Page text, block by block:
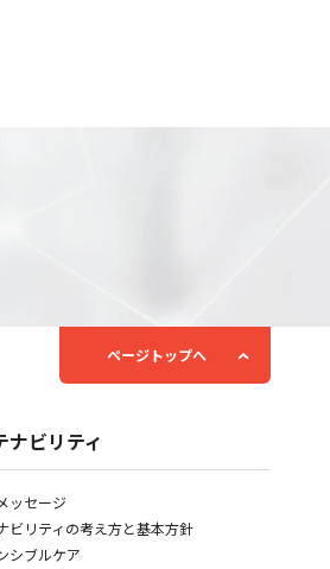
ページトップへ
ナビリティ
ッセージ
ビリティの考え方と基本方針
シブルケア